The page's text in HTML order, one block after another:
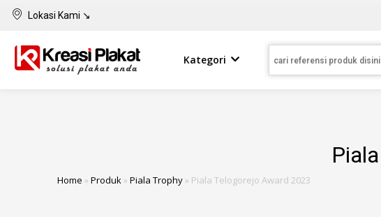
Lokasi Kami ↘
Kategori
Home » Produk» Piala Trophy» Piala Telogorejo Award 2023